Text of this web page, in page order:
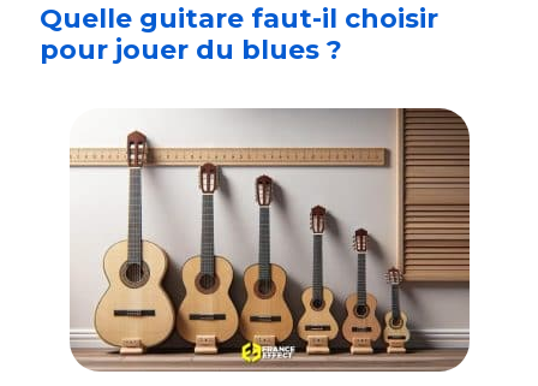
Quelle guitare faut-il choisir
pour jouer du blues ?